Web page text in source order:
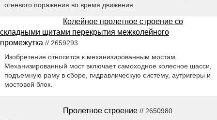
огневого поражения во время движения.
Колейное пролетное строение со
складными щитами перекрытия межколейного
промежутка // 2659293
Изобретение относится к механизированным мостам.
Механизированный мост включает самоходное колесное шасси,
подъемную раму в сборе, гидравлическую систему, аутригеры и
мостовой блок.
Пролетное строение // 2650980